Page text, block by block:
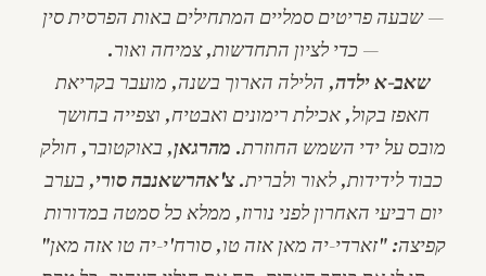
— שבעה פריטים סמליים המתחילים באות הפרסיתסין
— כדי לציון התחדשות, צמיחה ואור.
שאב-א ילדה, הלילה הארוך בשנה, מועבר בקריאת
חאפז בקול, אכילת רימונים ואבטיח, וצפייה בחושך
מובס על ידי השמש החוזרת. מהרגאן, באוקטובר, חולק
כבוד לידידות, לאור ולברית.צ'אהרשאנבה סורי, בערב
יום רביעי האחרון לפני נורוז, ממלא כל סמטה במדורות
קפיצה: "זארדי-יה מאן אזה טו, סורח'י-יה טו אזה מאן"